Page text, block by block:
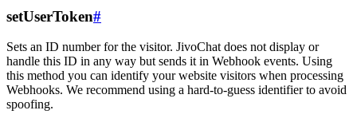
setUserToken#
Sets an ID number for the visitor. JivoChat does not display or
handle this ID in any way but sends it in Webhook events. Using
this method you can identify your website visitors when processing
Webhooks. We recommend using a hard-to-guess identifier to avoid
spoofing.